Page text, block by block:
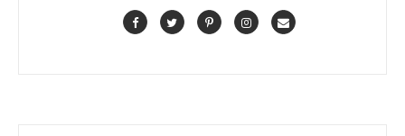
FacebookTwitterPinterestInstagramContact